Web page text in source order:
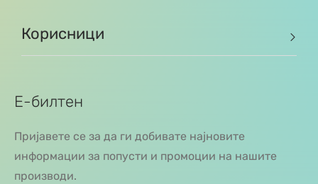
Корисници
Е-билтен
Пријавете се за да ги добивате најновите
информации за попусти и промоции на нашите
производи.